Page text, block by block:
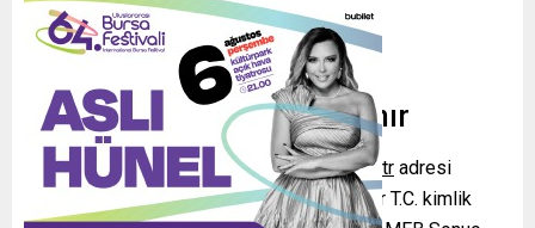
Nasıl ve nereden sorgulanır
Sınav sonuçlarına erişim için www.meb.gov.tr adresi
kullanılacaktır. Sonuçlara ulaşmak isteyenler T.C. kimlik